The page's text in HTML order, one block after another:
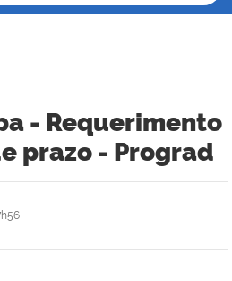
- Requerimento
prazo - Prograd